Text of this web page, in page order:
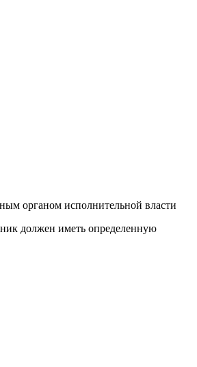
органом исполнительной власти
должен иметь определенную